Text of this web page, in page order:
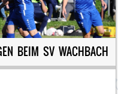
BEIM SV WACHBACH